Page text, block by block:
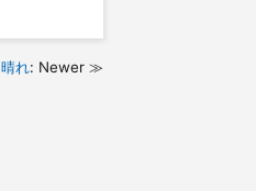
晴れ: Newer